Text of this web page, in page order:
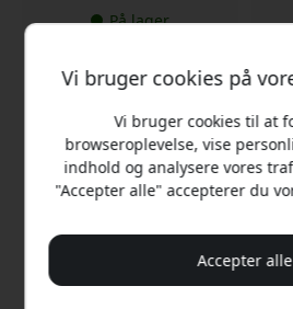
På lager
Vi bruger cookies på
Vi bruger cookies til at
browseroplevelse, vise
indhold og analysere vores
"Accepter alle" accepterer du
Accepter alle